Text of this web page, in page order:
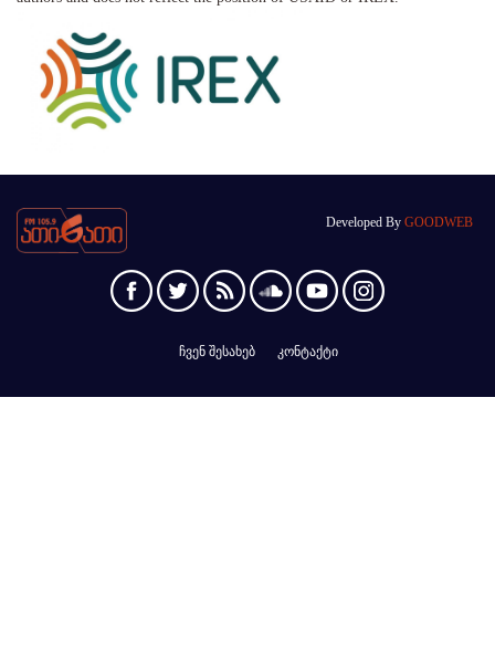
Developed By GOODWEB
ჩვენ შესახებ კონტაქტი